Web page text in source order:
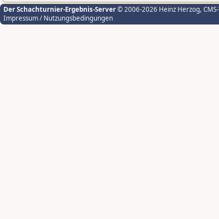
Der Schachturnier-Ergebnis-Server© 2006-2026 Heinz Herzog,
Impressum / Nutzungsbedingungen